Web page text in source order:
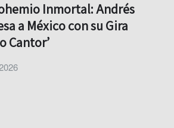
Inmortal: Andrés
a México con su Gira
Cantor’